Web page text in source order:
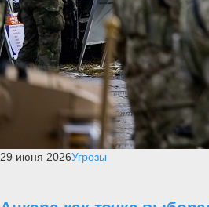
29 июня 2026Угрозы